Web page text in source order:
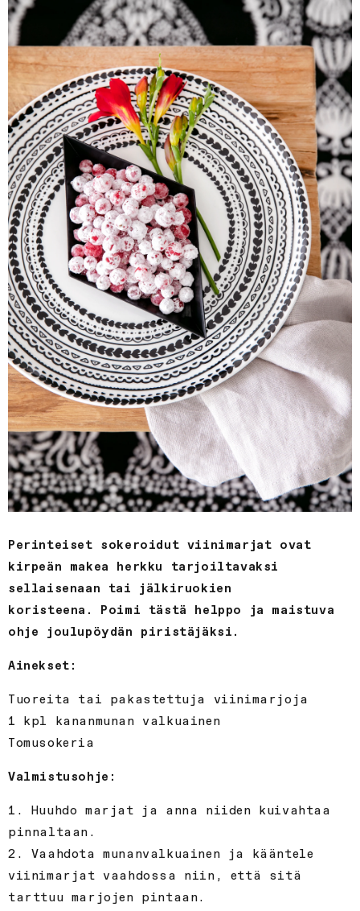
Perinteiset sokeroidut viinimarjat ovat
kirpeän makea herkku tarjoiltavaksi
sellaisenaan tai jälkiruokien
koristeena. Poimi tästä helppo ja maistuva
ohje joulupöydän piristäjäksi.
Ainekset:
Tuoreita tai pakastettuja viinimarjoja
1 kpl kananmunan valkuainen
Tomusokeria
Valmistusohje:
1. Huuhdo marjat ja anna niiden kuivahtaa
pinnaltaan.
2. Vaahdota munanvalkuainen ja kääntele
viinimarjat vaahdossa niin, että sitä
tarttuu marjojen pintaan.